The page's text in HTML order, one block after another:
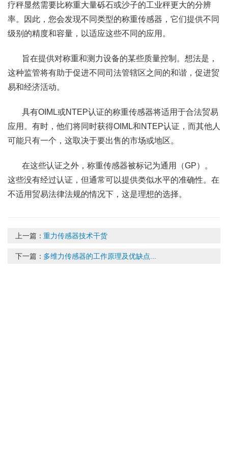
疗秤显然需要比称重大量砾石或沙子的工业秤更大的分辨
率。因此，您会发现不同类型的称重传感器，它们提供不同
级别的精度和容量，以适应这些不同的应用。
旨在提供对称重和测力设备的某些质量控制。想法是，
这种监管将有助于促进不同司法管辖区之间的和谐，促进贸
易和经济活动。
具有OIML或NTEP认证的称重传感器将适用于合法贸易
应用。有时，他们将同时获得OIML和NTEP认证，而其他人
可能只有一个，这取决于要出售的市场或地区。
在这些认证之外，称重传感器被标记为通用（GP）。
这些没有经过认证，但通常可以提供类似水平的准确性。在
不适用贸易法律法规的情况下，这是理想的选择。
上一篇：重力传感器技术干货
下一篇： 多维力传感器的工作原理及优缺点...